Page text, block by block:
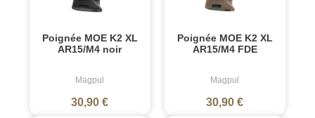
Poignée MOE K2 XL
AR15/M4 noir
Magpul
30,90 €
Poignée MOE K2 XL
AR15/M4 FDE
Magpul
30,90 €